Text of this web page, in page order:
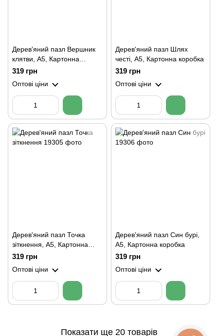
Дерев'яний пазл Вершник
клятви, А5, Картонна
коробка
319 грн
Оптові ціни
Дерев'яний пазл Шлях
честі, А5, Картонна коробка
319 грн
Оптові ціни
Дерев'яний пазл Точка
зіткнення, А5, Картонна
коробка
319 грн
Оптові ціни
Дерев'яний пазл Син бурі,
А5, Картонна коробка
319 грн
Оптові ціни
Показати ще 20 товарів